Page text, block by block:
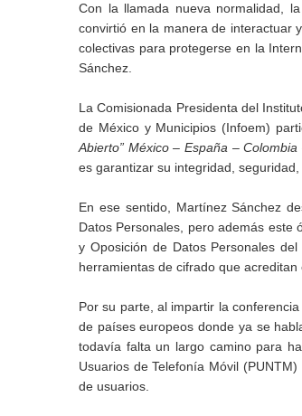
Con la llamada nueva normalidad,
convirtió en la manera de interactuar
colectivas para protegerse en la
Sánchez.
La Comisionada Presidenta del
de México y Municipios (Infoem)
Abierto” México – España – Colombia
es garantizar su integridad,
En ese sentido, Martínez Sánchez
Datos Personales, pero además este
y Oposición de Datos Personales
herramientas de cifrado que
Por su parte, al impartir la
de países europeos donde ya se
todavía falta un largo camino para
Usuarios de Telefonía Móvil
de usuarios.